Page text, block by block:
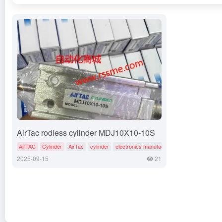
AirTac rodless cylinder MDJ10X10-10S
AirTAC Cylinder AirTac cylinder electronics manufacturing equipment
2025-09-15 21